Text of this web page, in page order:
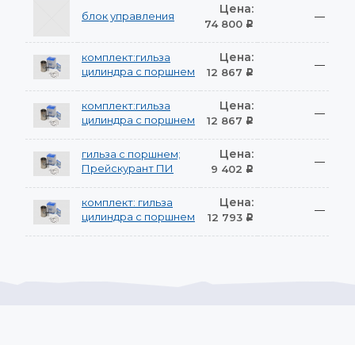
блок управления Цена:
74 800 Р
—
комплект:гильза
цилиндра с поршнем
Цена:
12 867 Р
—
комплект:гильза
цилиндра с поршнем
Цена:
12 867 Р
—
гильза с поршнем;
Прейскурант ПИ
Цена:
9 402 Р
—
комплект: гильза
цилиндра с поршнем
Цена:
12 793 Р
—